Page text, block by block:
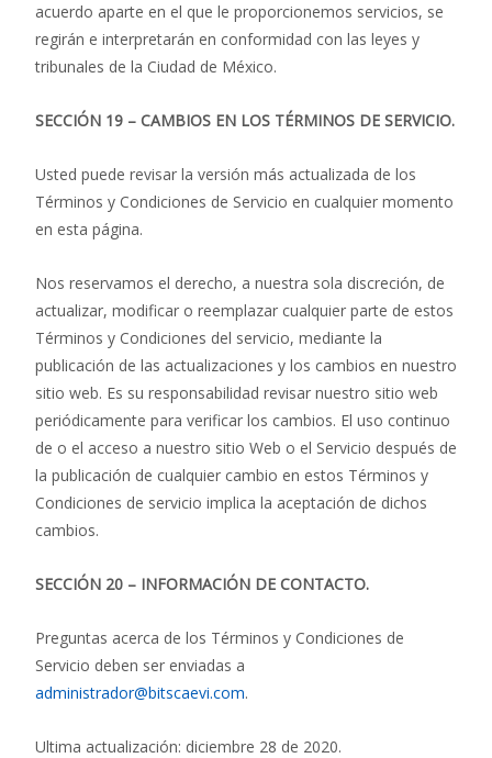
acuerdo aparte en el que le proporcionemos servicios, se
regirán e interpretarán en conformidad con las leyes y
tribunales de la Ciudad de México.
SECCIÓN 19 – CAMBIOS EN LOS TÉRMINOS DE SERVICIO.
Usted puede revisar la versión más actualizada de los
Términos y Condiciones de Servicio en cualquier momento
en esta página.
Nos reservamos el derecho, a nuestra sola discreción, de
actualizar, modificar o reemplazar cualquier parte de estos
Términos y Condiciones del servicio, mediante la
publicación de las actualizaciones y los cambios en nuestro
sitio web. Es su responsabilidad revisar nuestro sitio web
periódicamente para verificar los cambios. El uso continuo
de o el acceso a nuestro sitio Web o el Servicio después de
la publicación de cualquier cambio en estos Términos y
Condiciones de servicio implica la aceptación de dichos
cambios.
SECCIÓN 20 – INFORMACIÓN DE CONTACTO.
Preguntas acerca de los Términos y Condiciones de
Servicio deben ser enviadas a
administrador@bitscaevi.com.
Ultima actualización: diciembre 28 de 2020.